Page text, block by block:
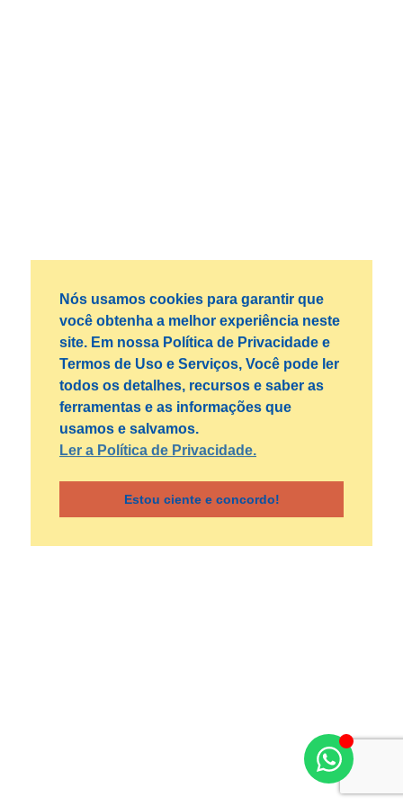
Nós usamos cookies para garantir que
você obtenha a melhor experiência neste
site. Em nossa Política de Privacidade e
Termos de Uso e Serviços, Você pode ler
todos os detalhes, recursos e saber as
ferramentas e as informações que
usamos e salvamos.
Ler a Política de Privacidade.
Estou ciente e concordo!